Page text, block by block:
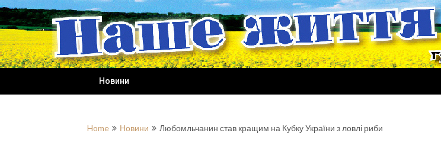
Skip
to
content
Новини
Home Новини Любомльчанин став кращим на Кубку України з ловлі риби